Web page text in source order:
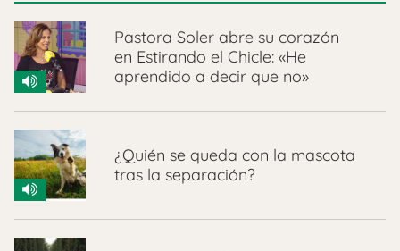
Pastora Soler abre su corazón
en Estirando el Chicle: «He
aprendido a decir que no»
¿Quién se queda con la mascota
tras la separación?